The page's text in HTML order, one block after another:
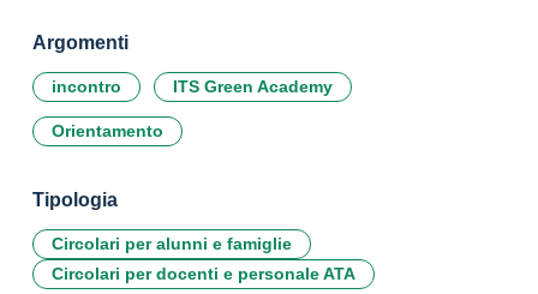
Argomenti
incontro ITS Green Academy
Orientamento
Tipologia
Circolari per alunni e famiglie
Circolari per docenti e personale ATA